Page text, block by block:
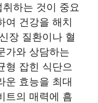
하는 것이 중요
여 건강을 해치
장 질환이나 혈
가와 상담하는
형 잡힌 식단으
운 효능을 최대
트의 매력에 흠